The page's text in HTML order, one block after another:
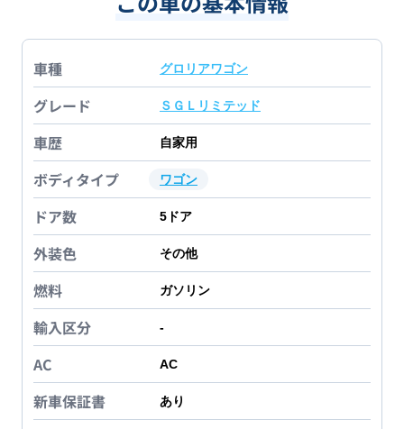
車種 グロリアワゴン
グレード ＳＧＬリミテッド
車歴 自家用
ボディタイプ ワゴン
ドア数 5 ドア
外装色 その他
燃料 ガソリン
輸入区分 -
AC AC
新車保証書 あり